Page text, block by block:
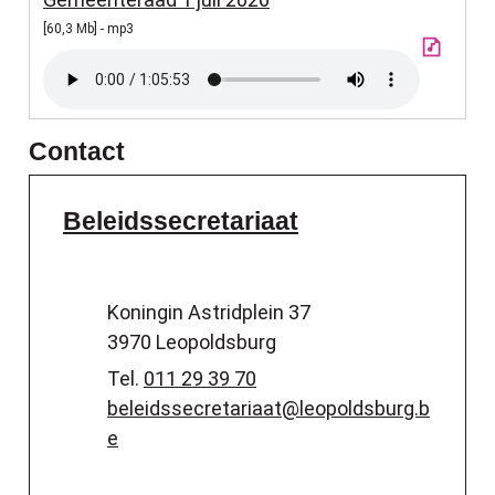
60,3 Mb mp3
Contact
Beleidssecretariaat
AdresKoningin Astridplein 37
,3970 Leopoldsburg
011 29 39 70
E-mailbeleidssecretariaat@leopoldsburg.b
e